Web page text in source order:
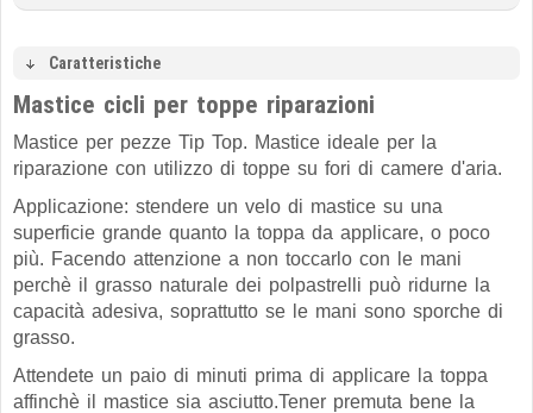
Caratteristiche
Mastice cicli per toppe riparazioni
Mastice per pezze Tip Top. Mastice ideale per la
riparazione con utilizzo di toppe su fori di camere d'aria.
Applicazione: stendere un velo di mastice su una
superficie grande quanto la toppa da applicare, o poco
più. Facendo attenzione a non toccarlo con le mani
perchè il grasso naturale dei polpastrelli può ridurne la
capacità adesiva, soprattutto se le mani sono sporche di
grasso.
Attendete un paio di minuti prima di applicare la toppa
affinchè il mastice sia asciutto.Tener premuta bene la